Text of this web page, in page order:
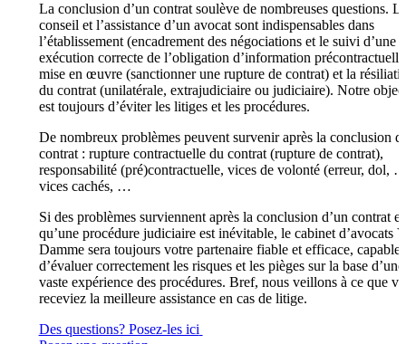
La conclusion d’un contrat soulève de nombreuses questions.
conseil et l’assistance d’un avocat sont indispensables dans
l’établissement (encadrement des négociations et le suivi d’une
exécution correcte de l’obligation d’information
mise en œuvre (sanctionner une rupture de contrat) et la
du contrat (unilatérale, extrajudiciaire ou judiciaire). Notre
est toujours d’éviter les litiges et les procédures.
De nombreux problèmes peuvent survenir après la conclusion
contrat : rupture contractuelle du contrat (rupture de contrat),
responsabilité (pré)contractuelle, vices de volonté (erreur, dol,
vices cachés, …
Si des problèmes surviennent après la conclusion d’un contrat et
qu’une procédure judiciaire est inévitable, le cabinet d’avocats
Damme sera toujours votre partenaire fiable et efficace, capable
d’évaluer correctement les risques et les pièges sur la base d’une
vaste expérience des procédures. Bref, nous veillons à ce que
receviez la meilleure assistance en cas de litige.
Des questions? Posez-les ici